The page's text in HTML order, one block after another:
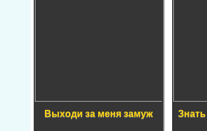
Выходи за меня замуж